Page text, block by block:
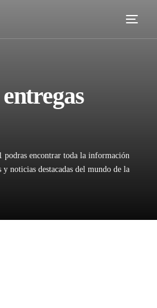
entregas
podras encontrar toda la información
noticias destacadas del mundo de la